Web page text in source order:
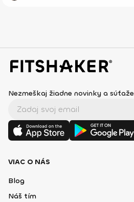
Nezmeškaj žiadne novinky a súťaže
VIAC O NÁS
Blog
Náš tím